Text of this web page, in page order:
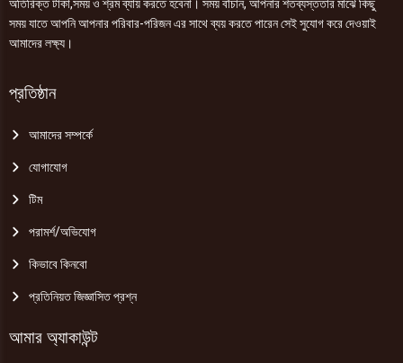
অতিরিক্ত টাকা,সময় ও শ্রম ব্যায় করতে হবেনা। সময় বাঁচান, আপনার শতব্যস্ততার মাঝে কিছু
সময় যাতে আপনি আপনার পরিবার-পরিজন এর সাথে ব্যয় করতে পারেন সেই সুযোগ করে দেওয়াই
আমাদের লক্ষ্য।
প্রতিষ্ঠান
আমাদের সম্পর্কে
যোগাযোগ
টিম
পরামর্শ/অভিযোগ
কিভাবে কিনবো
প্রতিনিয়ত জিজ্ঞাসিত প্রশ্ন
আমার অ্যাকাউন্ট